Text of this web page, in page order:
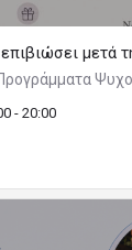
μετά
- 20:00